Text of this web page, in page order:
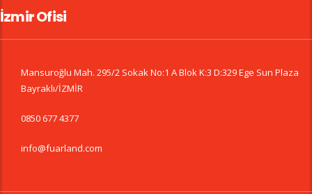
İzmir Ofisi
Mansuroğlu Mah. 295/2 Sokak No:1 A Blok K:3 D:329 Ege Sun Plaza
Bayraklı/İZMİR
0850 677 4377
info@fuarland.com